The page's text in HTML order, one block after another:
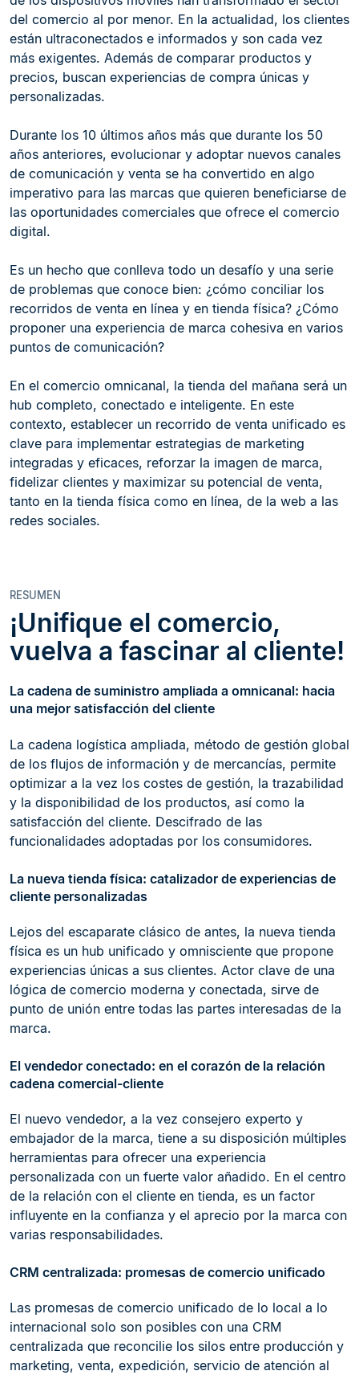
del comercio al por menor. En la actualidad, los clientes
están ultraconectados e informados y son cada vez
más exigentes. Además de comparar productos y
precios, buscan experiencias de compra únicas y
personalizadas.
Durante los 10 últimos años más que durante los 50
años anteriores, evolucionar y adoptar nuevos canales
de comunicación y venta se ha convertido en algo
imperativo para las marcas que quieren beneficiarse de
las oportunidades comerciales que ofrece el comercio
digital.
Es un hecho que conlleva todo un desafío y una serie
de problemas que conoce bien: ¿cómo conciliar los
recorridos de venta en línea y en tienda física? ¿Cómo
proponer una experiencia de marca cohesiva en varios
puntos de comunicación?
En el comercio omnicanal, la tienda del mañana será un
hub completo, conectado e inteligente. En este
contexto, establecer un recorrido de venta unificado es
clave para implementar estrategias de marketing
integradas y eficaces, reforzar la imagen de marca,
fidelizar clientes y maximizar su potencial de venta,
tanto en la tienda física como en línea, de la web a las
redes sociales.
RESUMEN
¡Unifique el comercio,
vuelva a fascinar al cliente!
La cadena de suministro ampliada a omnicanal: hacia
una mejor satisfacción del cliente
La cadena logística ampliada, método de gestión global
de los flujos de información y de mercancías, permite
optimizar a la vez los costes de gestión, la trazabilidad
y la disponibilidad de los productos, así como la
satisfacción del cliente. Descifrado de las
funcionalidades adoptadas por los consumidores.
La nueva tienda física: catalizador de experiencias de
cliente personalizadas
Lejos del escaparate clásico de antes, la nueva tienda
física es un hub unificado y omnisciente que propone
experiencias únicas a sus clientes. Actor clave de una
lógica de comercio moderna y conectada, sirve de
punto de unión entre todas las partes interesadas de la
marca.
El vendedor conectado: en el corazón de la relación
cadena comercial-cliente
El nuevo vendedor, a la vez consejero experto y
embajador de la marca, tiene a su disposición múltiples
herramientas para ofrecer una experiencia
personalizada con un fuerte valor añadido. En el centro
de la relación con el cliente en tienda, es un factor
influyente en la confianza y el aprecio por la marca con
varias responsabilidades.
CRM centralizada: promesas de comercio unificado
Las promesas de comercio unificado de lo local a lo
internacional solo son posibles con una CRM
centralizada que reconcilie los silos entre producción y
marketing, venta, expedición, servicio de atención al